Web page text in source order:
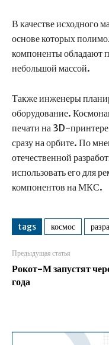
В качестве исходного
основе которых
компоненты обладают
небольшой массой.
Также инженеры
оборудование.
печати на 3D-
сразу на орбите. По
отечественной
использовать его для
компонентов на МКС.
tags космос
Предыдущая статья
Рокот-М запустят
года